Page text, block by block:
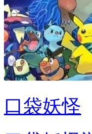
口袋妖怪